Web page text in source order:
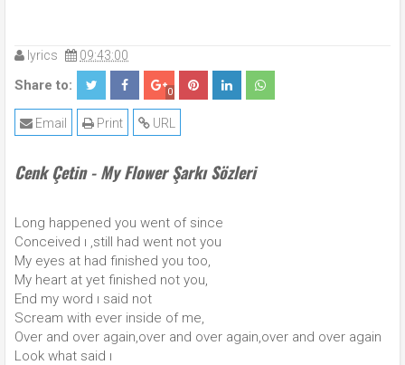
lyrics 09:43:00
Share to: 0
URL
Print
Email
Cenk Çetin - My Flower Şarkı Sözleri
Long happened you went of since
Conceived ı ,still had went not you
My eyes at had finished you too,
My heart at yet finished not you,
End my word ı said not
Scream with ever inside of me,
Over and over again,over and over again,over and over again
Look what said ı